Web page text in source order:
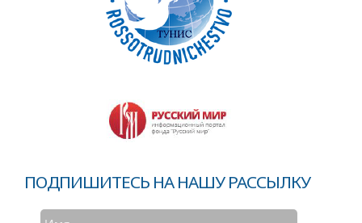
ПОДПИШИТЕСЬ НА НАШУ РАССЫЛКУ